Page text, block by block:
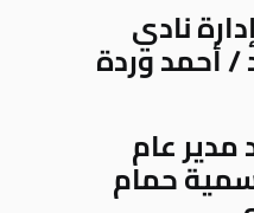
نادي
/ أحمد وردة
مدير عام
حمام